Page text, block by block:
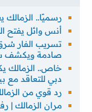
رسميًا.. الزمالك
أنس وائل يفتح
تسريب الفار
صادمة ويكشف
خاص.. الزمالك
دبي للتعاقد مع
رد قوي من
مران الزمالك |